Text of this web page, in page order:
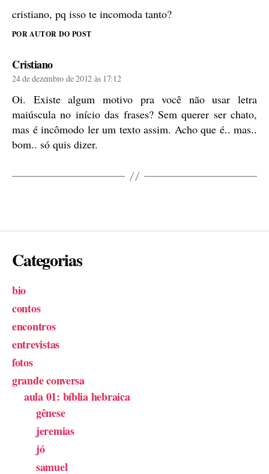
cristiano, pq isso te incomoda tanto?
POR AUTOR DO POST
Cristianodiz:
24 de dezembro de 2012 às 17:12
Oi. Existe algum motivo pra você não usar letra
maiúscula no início das frases? Sem querer ser chato,
mas é incômodo ler um texto assim. Acho que é.. mas..
bom.. só quis dizer.
Categorias
bio
contos
encontros
entrevistas
fotos
grande conversa
aula 01: bíblia hebraica
gênese
jeremias
jó
samuel